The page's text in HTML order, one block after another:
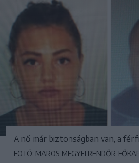
A nő már biztonságban van, a
FOTÓ: MAROS MEGYEI RENDŐR-